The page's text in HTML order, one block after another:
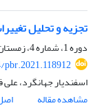
تجزیه و تحلیل
دوره 1، شماره 4، زمستان 1399، صفحه
pbr.2021.118912
اسفندیار جهانگرد، علی
مشاهده مقاله